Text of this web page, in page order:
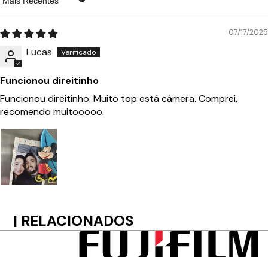
Sort by
07/17/2025
Lucas
Funcionou direitinho
Funcionou direitinho. Muito top está câmera. Comprei,
recomendo muitooooo.
| RELACIONADOS